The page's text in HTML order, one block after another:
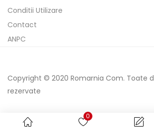
0
Conditii Utilizare
Contact
ANPC
Copyright © 2020 Romarnia Com. Toate
rezervate